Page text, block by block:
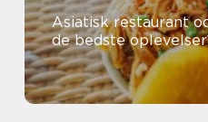
Asiatisk restaurant odense
de bedste